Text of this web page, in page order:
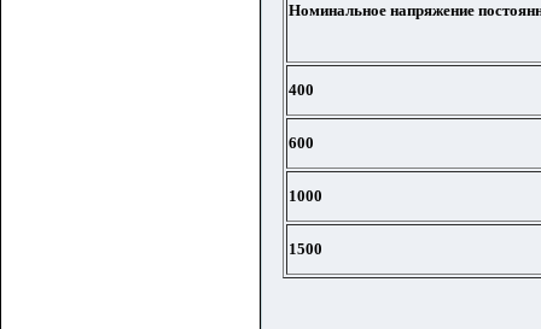
Номинальное напряжение
400
600
1000
1500